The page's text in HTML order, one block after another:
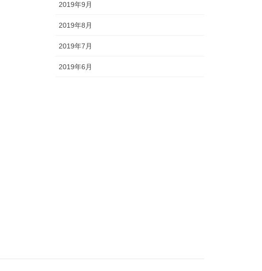
2019年9月
2019年8月
2019年7月
2019年6月